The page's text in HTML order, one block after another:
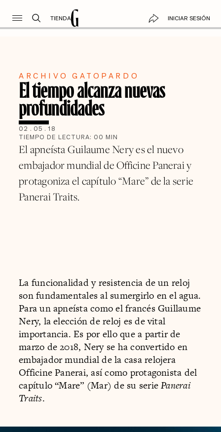
TIENDA INICIAR SESIÓN
ARCHIVO GATOPARDO
El tiempo alcanza nuevas
profundidades
02 . 05 . 18
TIEMPO DE LECTURA: 00 MIN
El apneísta Guilaume Nery es el nuevo
embajador mundial de Officine Panerai y
protagoniza el capítulo “Mare” de la serie
Panerai Traits.
La funcionalidad y resistencia de un reloj
son fundamentales al sumergirlo en el agua.
Para un apneísta como el francés Guillaume
Nery, la elección de reloj es de vital
importancia. Es por ello que a partir de
marzo de 2018, Nery se ha convertido en
embajador mundial de la casa relojera
Officine Panerai, así como protagonista del
capítulo “Mare” (Mar) de su seriePanerai
Traits.